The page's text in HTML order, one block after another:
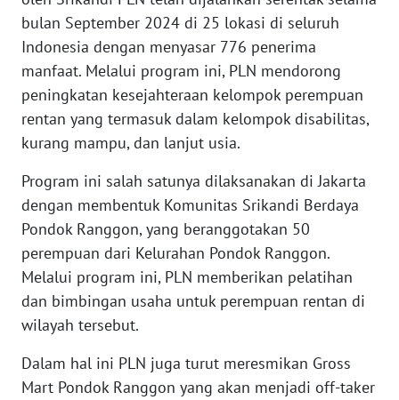
bulan September 2024 di 25 lokasi di seluruh
Indonesia dengan menyasar 776 penerima
manfaat. Melalui program ini, PLN mendorong
peningkatan kesejahteraan kelompok perempuan
rentan yang termasuk dalam kelompok disabilitas,
kurang mampu, dan lanjut usia.
Program ini salah satunya dilaksanakan di Jakarta
dengan membentuk Komunitas Srikandi Berdaya
Pondok Ranggon, yang beranggotakan 50
perempuan dari Kelurahan Pondok Ranggon.
Melalui program ini, PLN memberikan pelatihan
dan bimbingan usaha untuk perempuan rentan di
wilayah tersebut.
Dalam hal ini PLN juga turut meresmikan Gross
Mart Pondok Ranggon yang akan menjadi off-taker
WN
BABEL
SUMBAR
WN
SUMSEL
WN
BENGKULU
WN
LAMPUNG